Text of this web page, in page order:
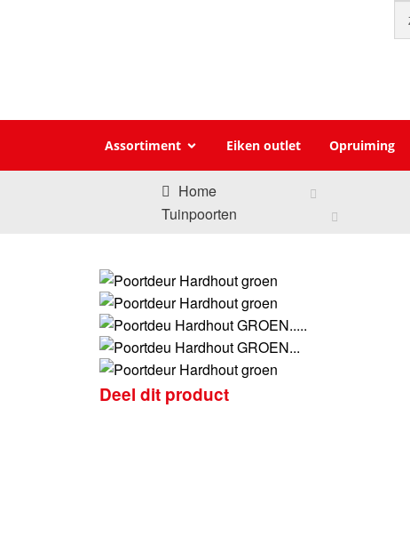
Assortiment Eiken outlet Opruiming
Home
Tuinpoorten
Deel dit product